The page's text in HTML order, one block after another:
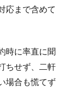
応まで含めて
時に率直に聞
ちせず、二軒
場合も慌てず